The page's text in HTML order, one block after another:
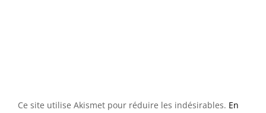
Ce site utilise Akismet pour réduire les indésirables. En